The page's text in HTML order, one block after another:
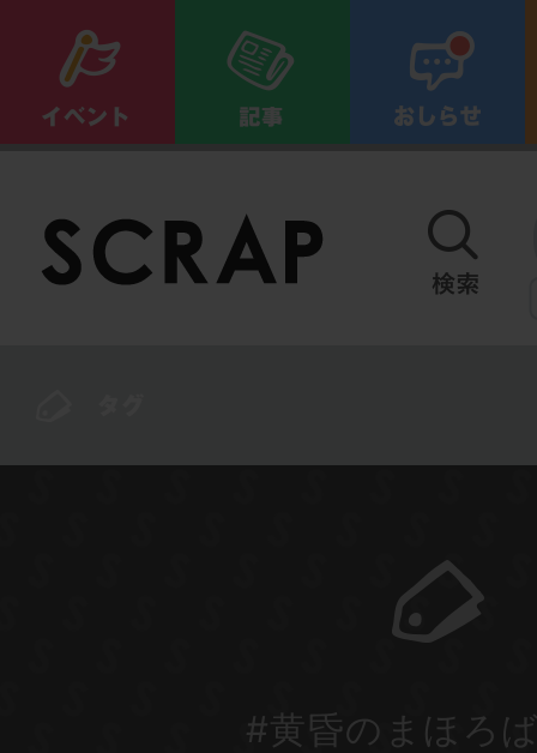
#黄昏のまほろ